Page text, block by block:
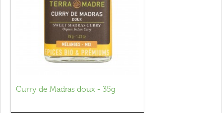
Curry de Madras doux - 35g